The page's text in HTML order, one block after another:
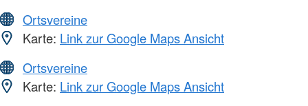
Ortsvereine
Karte: Link zur Google Maps Ansicht
Ortsvereine
Karte: Link zur Google Maps Ansicht